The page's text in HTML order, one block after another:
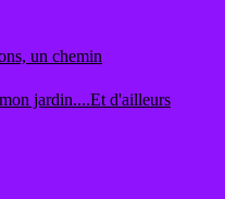
un chemin
jardin....Et d'ailleurs